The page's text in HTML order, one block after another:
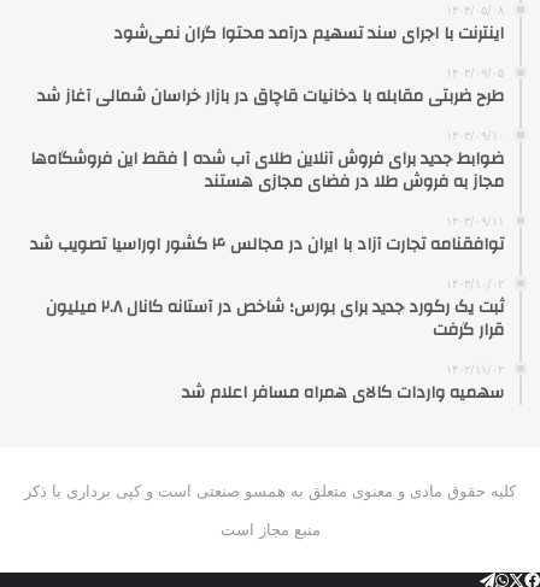
۱۴۰۴/۰۵/۰۸
اینترنت با اجرای سند تسهیم درآمد محتوا گران نمی‌شود
۱۴۰۳/۰۹/۰۵
طرح ضربتی مقابله با دخانیات قاچاق در بازار خراسان شمالی آغاز شد
۱۴۰۳/۰۹/۱۰
ضوابط جدید برای فروش آنلاین طلای آب شده | فقط این فروشگاه‌ها
مجاز به فروش طلا در فضای مجازی هستند
۱۴۰۳/۰۹/۱۱
توافقنامه تجارت آزاد با ایران در مجالس ۴ کشور اوراسیا تصویب شد
۱۴۰۳/۱۰/۰۲
ثبت یک رکورد جدید برای بورس؛ شاخص در آستانه کانال ۲.۸ میلیون
قرار گرفت
۱۴۰۲/۱۱/۰۲
سهمیه واردات کالای همراه مسافر اعلام شد
کلیه حقوق مادی و معنوی متعلق به همسو صنعتی است و کپی برداری با ذکر
منبع مجاز است